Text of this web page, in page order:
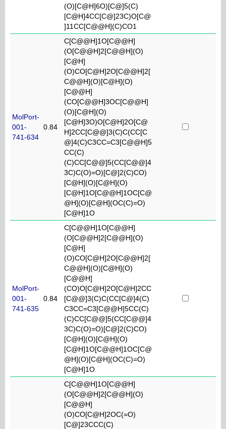
(O)[C@H]6O)[C@]5(C)
[C@H]4CC[C@]23C)O[C@
]11CC[C@@H](C)CO1
MolPort-
001-
741-634
0.84
C[C@@H]1O[C@@H]
(O[C@@H]2[C@@H](O)
[C@H]
(O)CO[C@H]2O[C@@H]2[
C@@H](O)[C@H](O)
[C@@H]
(CO[C@@H]3OC[C@@H]
(O)[C@H](O)
[C@H]3O)O[C@H]2O[C@
H]2CC[C@@]3(C)C(CC[C
@]4(C)C3CC=C3[C@@H]5
CC(C)
(C)CC[C@@]5(CC[C@@]4
3C)C(O)=O)[C@]2(C)CO)
[C@H](O)[C@H](O)
[C@H]1O[C@@H]1OC[C@
@H](O)[C@H](OC(C)=O)
[C@H]1O
MolPort-
001-
741-635
0.84
C[C@@H]1O[C@@H]
(O[C@@H]2[C@@H](O)
[C@H]
(O)CO[C@H]2O[C@@H]2[
C@@H](O)[C@H](O)
[C@@H]
(CO)O[C@H]2O[C@H]2CC
[C@@]3(C)C(CC[C@]4(C)
C3CC=C3[C@@H]5CC(C)
(C)CC[C@@]5(CC[C@@]4
3C)C(O)=O)[C@]2(C)CO)
[C@H](O)[C@H](O)
[C@H]1O[C@@H]1OC[C@
@H](O)[C@H](OC(C)=O)
[C@H]1O
C[C@@H]1O[C@@H]
(O[C@@H]2[C@@H](O)
[C@@H]
(O)CO[C@H]2OC(=O)
[C@]23CCC(C)